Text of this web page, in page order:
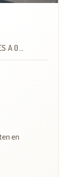
À 0.9 KM
en